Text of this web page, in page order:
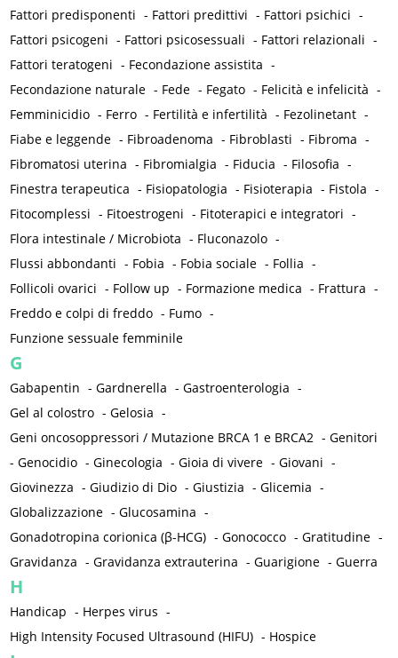
Fattori predisponenti - Fattori predittivi - Fattori psichici -
Fattori psicogeni - Fattori psicosessuali - Fattori relazionali -
Fattori teratogeni - Fecondazione assistita -
Fecondazione naturale - Fede - Fegato - Felicità e infelicità -
Femminicidio - Ferro - Fertilità e infertilità - Fezolinetant -
Fiabe e leggende - Fibroadenoma - Fibroblasti - Fibroma -
Fibromatosi uterina - Fibromialgia - Fiducia - Filosofia -
Finestra terapeutica - Fisiopatologia - Fisioterapia - Fistola -
Fitocomplessi - Fitoestrogeni - Fitoterapici e integratori -
Flora intestinale / Microbiota - Fluconazolo -
Flussi abbondanti - Fobia - Fobia sociale - Follia -
Follicoli ovarici - Follow up - Formazione medica - Frattura -
Freddo e colpi di freddo - Fumo -
Funzione sessuale femminile
G
Gabapentin -Gardnerella -Gastroenterologia -
Gel al colostro -Gelosia -
Geni oncosoppressori / Mutazione BRCA 1 e BRCA2 -Genitori
-Genocidio -Ginecologia -Gioia di vivere -Giovani -
Giovinezza -Giudizio di Dio -Giustizia -Glicemia -
Globalizzazione -Glucosamina -
Gonadotropina corionica (β-HCG) -Gonococco -Gratitudine -
Gravidanza -Gravidanza extrauterina -Guarigione -Guerra
H
Handicap - Herpes virus -
High Intensity Focused Ultrasound (HIFU) - Hospice